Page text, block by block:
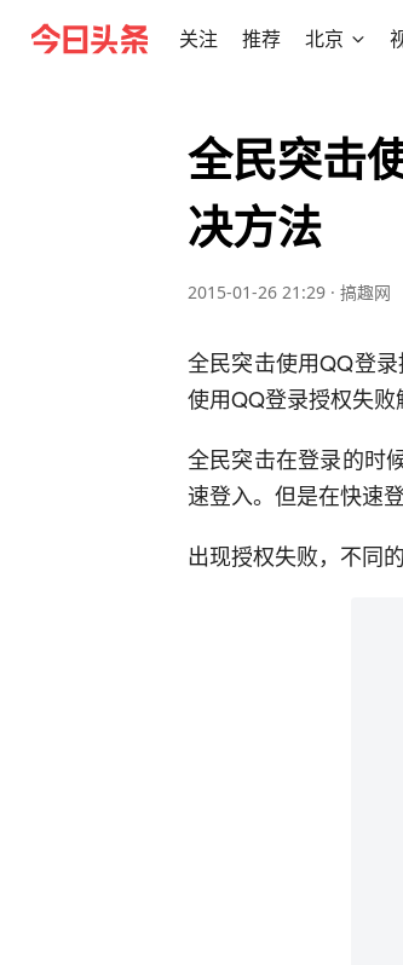
关注 推荐 北京
全民突击
决方法
2015-01-26 21:29 · 搞趣网
全民突击使用QQ登
使用QQ登录授权失败
全民突击在登录的时
速登入。但是在快速
出现授权失败，不同